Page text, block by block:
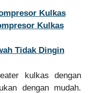
Kulkas
Kulkas
Tidak Dingin
kulkas dengan
dengan mudah.